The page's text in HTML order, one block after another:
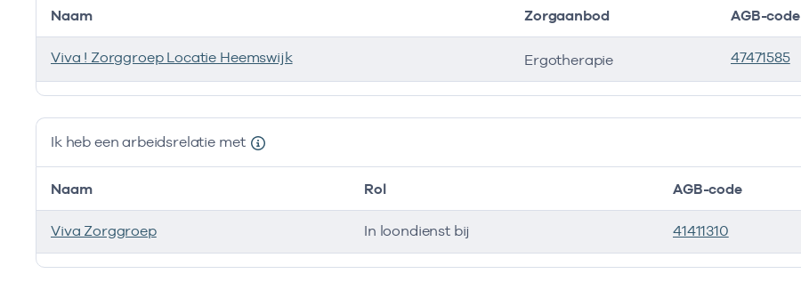
Ik ben werkzaam bij de volgende vestigingen
Naam Zorgaanbod AGB-code
Viva ! Zorggroep Locatie Heemswijk Ergotherapie 47471585
Ik heb een arbeidsrelatie met
Ik heb een arbeidsrelatie met
Naam Rol AGB-code
Viva Zorggroep In loondienst bij 41411310